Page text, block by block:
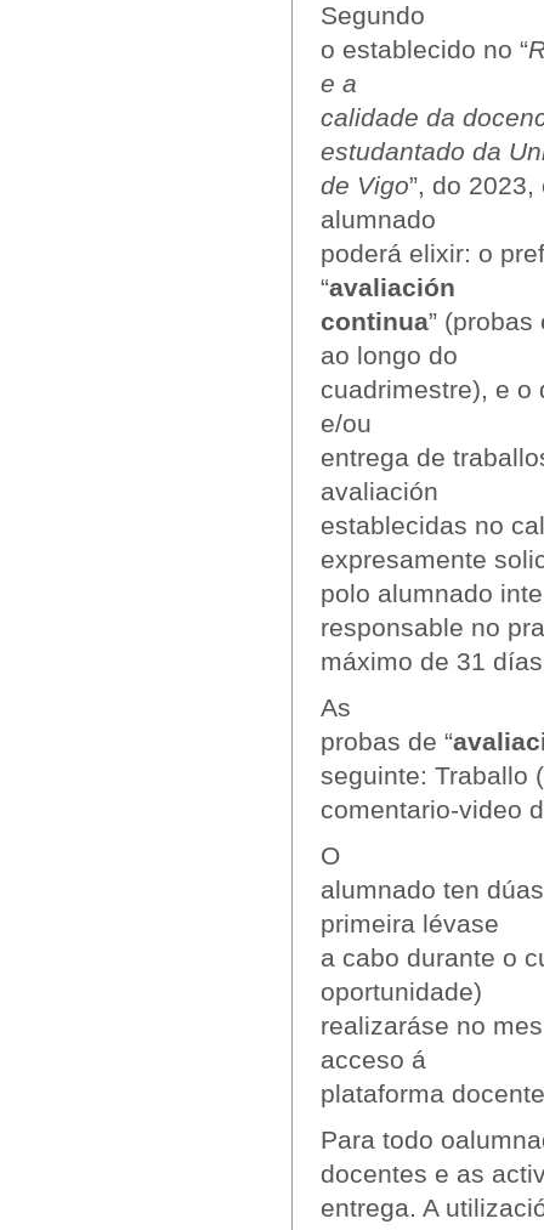
Segundo
o establecido no “
e a
calidade da
estudantado da
de Vigo”, do
alumnado
poderá elixir: o
“avaliación
continua”
ao longo do
cuadrimestre), e o
e/ou
entrega de
avaliación
establecidas no
expresamente
polo alumnado
responsable no
máximo de 31
As
probas de “
seguinte: Traballo
comentario-video
O
alumnado ten
primeira lévase
a cabo durante o
oportunidade)
realizaráse no
acceso á
plataforma
Para todo
docentes e as
entrega. A